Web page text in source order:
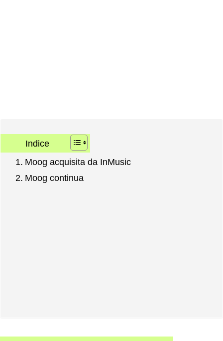
Indice
Moog acquisita da InMusic
Moog continua